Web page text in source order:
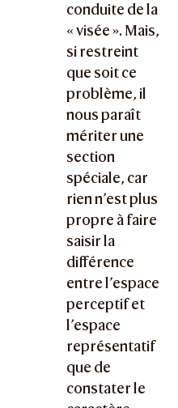
conduite de la
« visée ». Mais,
si restreint
que soit ce
problème, il
nous paraît
mériter une
section
spéciale, car
rien n’est plus
propre à faire
saisir la
différence
entre l’espace
perceptif et
l’espace
représentatif
que de
constater le